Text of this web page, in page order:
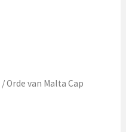
/ Orde van Malta Cap